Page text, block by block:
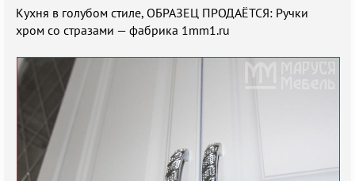
Кухня в голубом стиле, ОБРАЗЕЦ ПРОДАЁТСЯ: Ручки
хром со стразами — фабрика 1mm1.ru